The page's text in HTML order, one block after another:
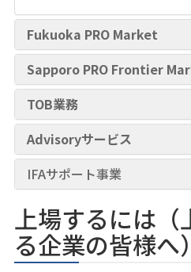
Fukuoka PRO Market
Sapporo PRO Frontier
TOB業務
Advisoryサービス
IFAサポート事業
上場するには（
る企業の皆様へ）